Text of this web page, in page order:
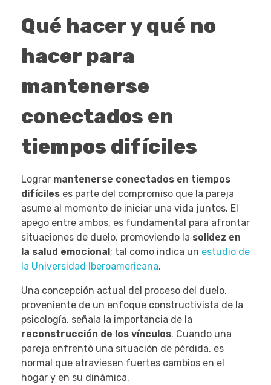
Qué hacer y qué no
hacer para
mantenerse
conectados en
tiempos difíciles
Lograr mantenerse conectados en tiempos
difíciles es parte del compromiso que la pareja
asume al momento de iniciar una vida juntos. El
apego entre ambos, es fundamental para afrontar
situaciones de duelo, promoviendo la solidez en
la salud emocional; tal como indica un estudio de
la Universidad Iberoamericana.
Una concepción actual del proceso del duelo,
proveniente de un enfoque constructivista de la
psicología, señala la importancia de la
reconstrucción de los vínculos. Cuando una
pareja enfrentó una situación de pérdida, es
normal que atraviesen fuertes cambios en el
hogar y en su dinámica.